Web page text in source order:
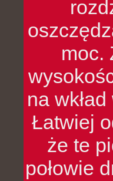
moc.
na
Łatwiej
że te
połowie